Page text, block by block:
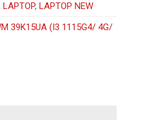
LAPTOP, LAPTOP NEW
39K15UA (I3 1115G4/ 4G/